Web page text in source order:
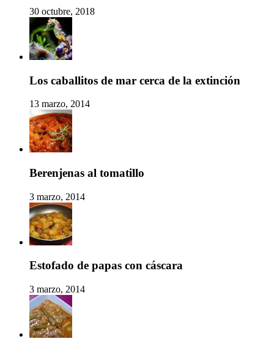
30 octubre, 2018
Los caballitos de mar cerca de la extinción
13 marzo, 2014
Berenjenas al tomatillo
3 marzo, 2014
Estofado de papas con cáscara
3 marzo, 2014